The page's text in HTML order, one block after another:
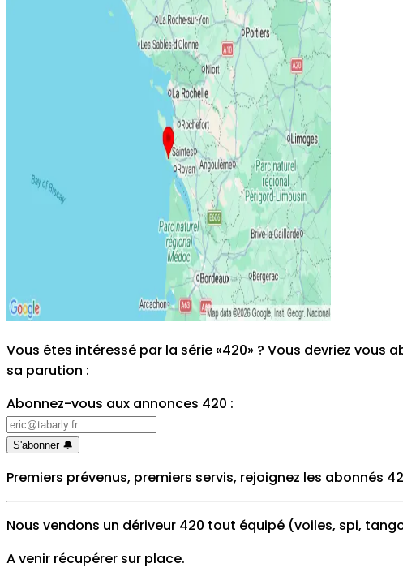
Vous êtes intéressé par la série «420» ? Vous devriez
sa parution :
Abonnez-vous aux annonces 420 :
S'abonner 🔔
Premiers prévenus, premiers servis, rejoignez les abonnés
Nous vendons un dériveur 420 tout équipé (voiles, spi,
A venir récupérer sur place.